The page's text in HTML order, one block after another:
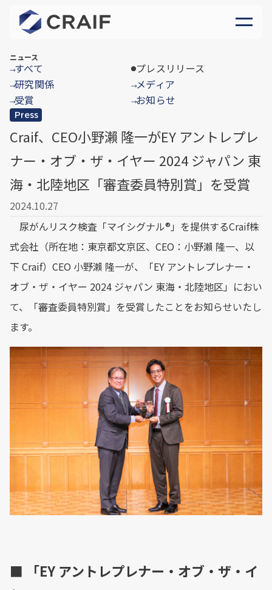
ニュース
→すべて プレスリリース
→研究関係 →メディア
→受賞 →お知らせ
Press
Craif、CEO小野瀨 隆一がEY アントレプレ
ナー・オブ・ザ・イヤー 2024 ジャパン 東
海・北陸地区「審査委員特別賞」を受賞
2024.10.27
尿がんリスク検査「マイシグナル®︎」を提供するCraif株
式会社（所在地：東京都文京区、CEO：小野瀨 隆一、以
下 Craif）CEO 小野瀨 隆一が、「EY アントレプレナー・
オブ・ザ・イヤー 2024 ジャパン 東海・北陸地区」におい
て、「審査委員特別賞」を受賞したことをお知らせいたし
ます。
■ 「EY アントレプレナー・オブ・ザ・イ